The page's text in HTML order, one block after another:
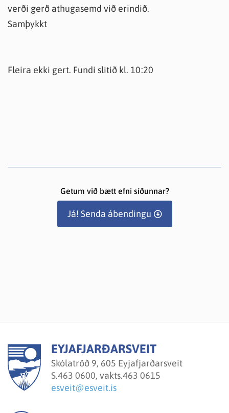
verði gerð athugasemd við erindið.
Samþykkt
Fleira ekki gert. Fundi slitið kl. 10:20
Getum við bætt efni síðunnar?
Já! Senda ábendingu
EYJAFJARÐARSVEIT
Skólatröð 9, 605 Eyjafjarðarsveit
S.463 0600, vakts.463 0615
esveit@esveit.is